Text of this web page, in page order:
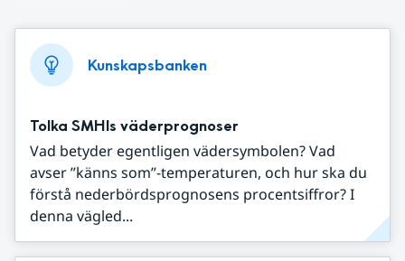
Kunskapsbanken
Tolka SMHIs väderprognoser
Vad betyder egentligen vädersymbolen? Vad
avser ”känns som”-temperaturen, och hur ska du
förstå nederbördsprognosens procentsiffror? I
denna vägled...